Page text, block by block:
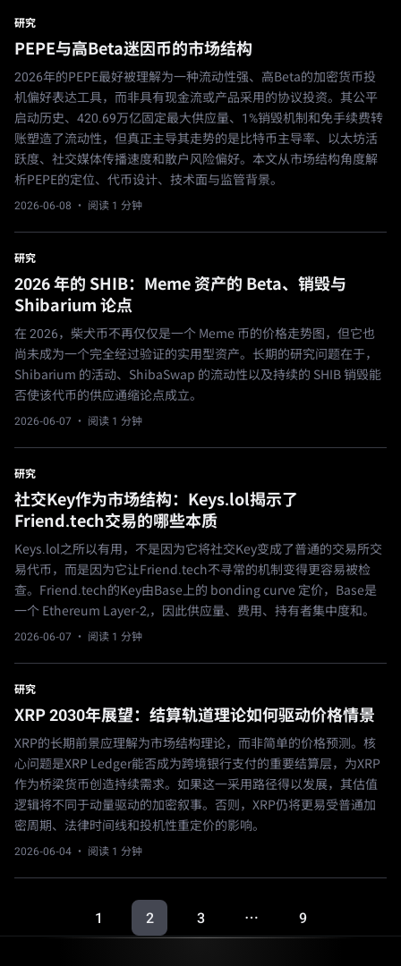
研究
PEPE与高Beta迷因币的市场结构
2026年的PEPE最好被理解为一种流动性强、高Beta的加密货币投
机偏好表达工具，而非具有现金流或产品采用的协议投资。其公平
启动历史、420.69万亿固定最大供应量、1%销毁机制和免手续费转
账塑造了流动性，但真正主导其走势的是比特币主导率、以太坊活
跃度、社交媒体传播速度和散户风险偏好。本文从市场结构角度解
析PEPE的定位、代币设计、技术面与监管背景。
2026-06-08 · 阅读 1 分钟
研究
2026 年的 SHIB：Meme 资产的 Beta、销毁与
Shibarium 论点
在 2026，柴犬币不再仅仅是一个 Meme 币的价格走势图，但它也
尚未成为一个完全经过验证的实用型资产。长期的研究问题在于，
Shibarium 的活动、ShibaSwap 的流动性以及持续的 SHIB 销毁能
否使该代币的供应通缩论点成立。
2026-06-07 · 阅读 1 分钟
研究
社交Key作为市场结构：Keys.lol揭示了
Friend.tech交易的哪些本质
Keys.lol之所以有用，不是因为它将社交Key变成了普通的交易所交
易代币，而是因为它让Friend.tech不寻常的机制变得更容易被检
查。Friend.tech的Key由Base上的 bonding curve 定价，Base是
一个 Ethereum Layer-2,，因此供应量、费用、持有者集中度和。
2026-06-07 · 阅读 1 分钟
研究
XRP 2030年展望：结算轨道理论如何驱动价格情景
XRP的长期前景应理解为市场结构理论，而非简单的价格预测。核
心问题是XRP Ledger能否成为跨境银行支付的重要结算层，为XRP
作为桥梁货币创造持续需求。如果这一采用路径得以发展，其估值
逻辑将不同于动量驱动的加密叙事。否则，XRP仍将更易受普通加
密周期、法律时间线和投机性重定价的影响。
2026-06-04 · 阅读 1 分钟
1 2 3 … 9